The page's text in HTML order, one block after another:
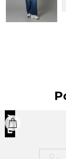
SECADO:
SECADO: No